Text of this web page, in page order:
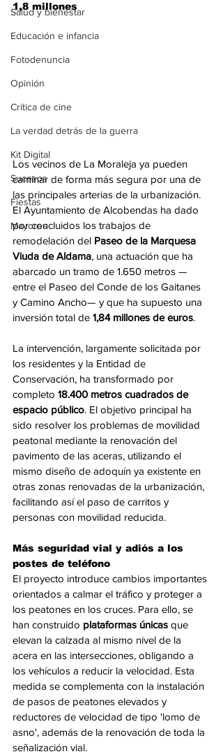
Salud y bienestar
Educación e infancia
Fotodenuncia
Opinión
Crítica de cine
La verdad detrás de la guerra
Kit Digital
Sucesos
Fiestas
Mayores
1,8 millones
Los vecinos de La Moraleja ya pueden
caminar de forma más segura por una de
las principales arterias de la urbanización.
El Ayuntamiento de Alcobendas ha dado
por concluidos los trabajos de
remodelación del Paseo de la Marquesa
Viuda de Aldama, una actuación que ha
abarcado un tramo de 1.650 metros —
entre el Paseo del Conde de los Gaitanes
y Camino Ancho— y que ha supuesto una
inversión total de 1,84 millones de euros.
La intervención, largamente solicitada por
los residentes y la Entidad de
Conservación, ha transformado por
completo 18.400 metros cuadrados de
espacio público. El objetivo principal ha
sido resolver los problemas de movilidad
peatonal mediante la renovación del
pavimento de las aceras, utilizando el
mismo diseño de adoquín ya existente en
otras zonas renovadas de la urbanización,
facilitando así el paso de carritos y
personas con movilidad reducida.
Más seguridad vial y adiós a los
postes de teléfono
El proyecto introduce cambios importantes
orientados a calmar el tráfico y proteger a
los peatones en los cruces. Para ello, se
han construido plataformas únicas que
elevan la calzada al mismo nivel de la
acera en las intersecciones, obligando a
los vehículos a reducir la velocidad. Esta
medida se complementa con la instalación
de pasos de peatones elevados y
reductores de velocidad de tipo 'lomo de
asno', además de la renovación de toda la
señalización vial.